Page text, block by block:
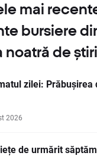
mai
bursiere
noatră de știri
zilei: Prăbușirea
2026
de urmărit